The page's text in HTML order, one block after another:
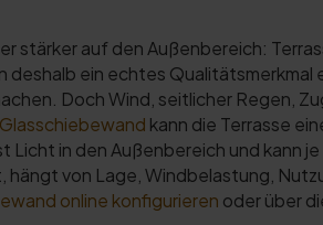
stärker auf den Außenbereich:
ein echtes Qualitätsmerkmal
Doch Wind, seitlicher Regen,
Glasschiebewand kann die Terrasse
in den Außenbereich und kann
von Lage, Windbelastung,
online konfigurieren oder über